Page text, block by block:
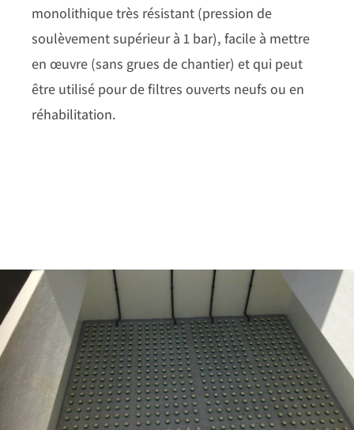
monolithique très résistant (pression de
soulèvement supérieur à 1 bar), facile à mettre
en œuvre (sans grues de chantier) et qui peut
être utilisé pour de filtres ouverts neufs ou en
réhabilitation.